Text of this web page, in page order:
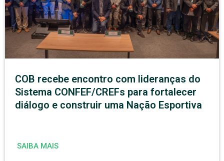
COB recebe encontro com lideranças do
Sistema CONFEF/CREFs para fortalecer
diálogo e construir uma Nação Esportiva
SAIBA MAIS